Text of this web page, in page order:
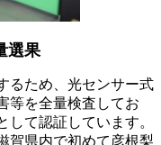
選果
るため、光センサー式
等を全量検査してお
して認証しています。
賀県内で初めて彦根梨